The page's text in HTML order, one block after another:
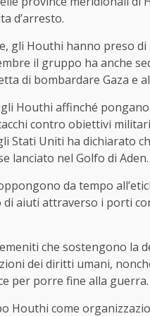
d’arresto.
gli Houthi hanno preso
il gruppo ha anche
di bombardare Gaza e
Houthi affinché
contro obiettivi
Stati Uniti ha dichiarato
lanciato nel Golfo di Aden.
da tempo
aiuti attraverso i porti
che sostengono la
dei diritti umani,
per porre fine alla guerra.
Houthi come